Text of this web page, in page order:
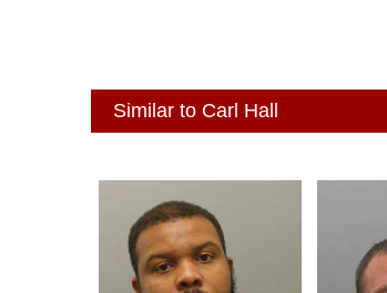
Similar to Carl Hall